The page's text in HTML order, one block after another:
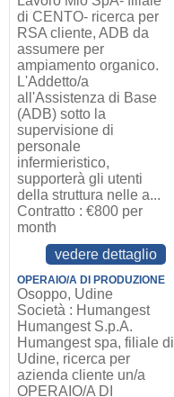
di CENTO- ricerca per
RSA cliente, ADB da
assumere per
ampiamento organico.
L'Addetto/a
all'Assistenza di Base
(ADB) sotto la
supervisione di
personale
infermieristico,
supporterà gli utenti
della struttura nelle a...
Contratto : €800 per
month
vedere dettaglio
OPERAIO/A DI PRODUZIONE
Osoppo, Udine
Società : Humangest
Humangest S.p.A.
Humangest spa, filiale di
Udine, ricerca per
azienda cliente un/a
OPERAIO/A DI